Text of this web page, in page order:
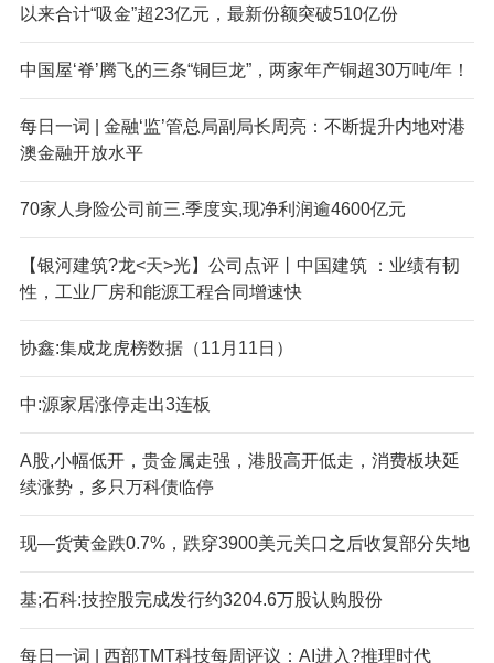
以来合计“吸金”超23亿元，最新份额突破510亿份
中国屋‘脊’腾飞的三条“铜巨龙”，两家年产铜超30万吨/年！
每日一词 | 金融‘监’管总局副局长周亮：不断提升内地对港
澳金融开放水平
70家人身险公司前三.季度实,现净利润逾4600亿元
【银河建筑?龙<天>光】公司点评丨中国建筑 ：业绩有韧
性，工业厂房和能源工程合同增速快
协鑫:集成龙虎榜数据（11月11日）
中:源家居涨停走出3连板
A股,小幅低开，贵金属走强，港股高开低走，消费板块延
续涨势，多只万科债临停
现—货黄金跌0.7%，跌穿3900美元关口之后收复部分失地
基;石科:技控股完成发行约3204.6万股认购股份
每日一词 | 西部TMT科技每周评议：AI进入?推理时代